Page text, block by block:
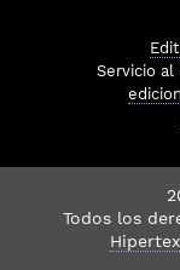
Servicio al
Todos los